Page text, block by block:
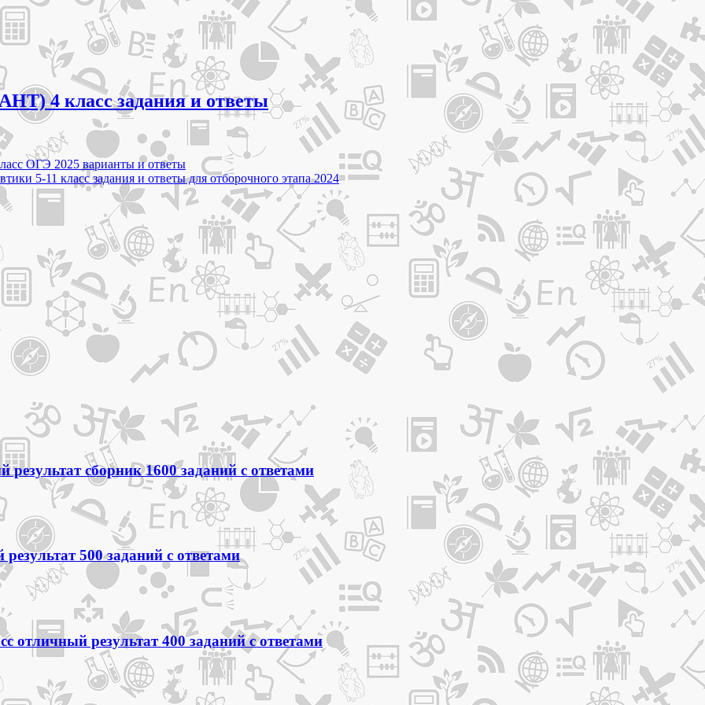
4 класс задания и ответы
ОГЭ 2025 варианты и ответы
5-11 класс задания и ответы для отборочного этапа 2024
сборник 1600 заданий с ответами
500 заданий с ответами
отличный результат 400 заданий с ответами